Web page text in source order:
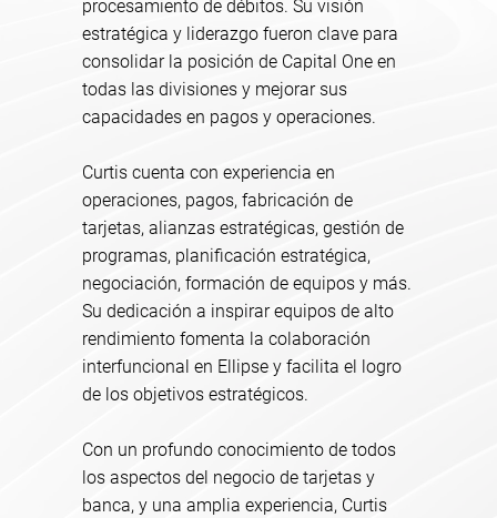
procesamiento de débitos. Su visión
estratégica y liderazgo fueron clave para
consolidar la posición de Capital One en
todas las divisiones y mejorar sus
capacidades en pagos y operaciones.
Curtis cuenta con experiencia en
operaciones, pagos, fabricación de
tarjetas, alianzas estratégicas, gestión de
programas, planificación estratégica,
negociación, formación de equipos y más.
Su dedicación a inspirar equipos de alto
rendimiento fomenta la colaboración
interfuncional en Ellipse y facilita el logro
de los objetivos estratégicos.
Con un profundo conocimiento de todos
los aspectos del negocio de tarjetas y
banca, y una amplia experiencia, Curtis